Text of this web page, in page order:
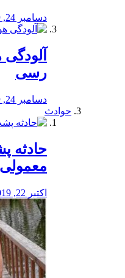
دسامبر 24, 2019
رسی
دسامبر 24, 2019
حوادث
️حادثه
معمولی
اکتبر 22, 2019